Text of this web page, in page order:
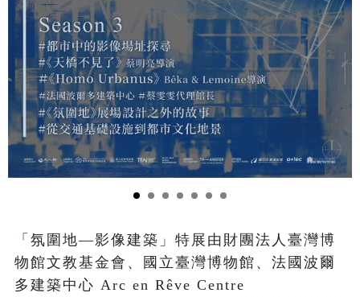
「氛圍地—影像建築」特展由財團法人臺灣博
物館文教基金會、國立臺灣博物館、法國波爾
多建築中心 Arc en Rêve Centre